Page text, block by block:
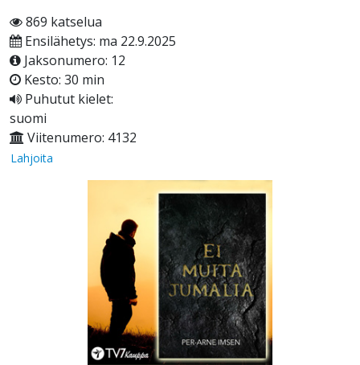
869 katselua
Ensilähetys: ma 22.9.2025
Jaksonumero: 12
Kesto: 30 min
Puhutut kielet:
suomi
Viitenumero: 4132
Lahjoita